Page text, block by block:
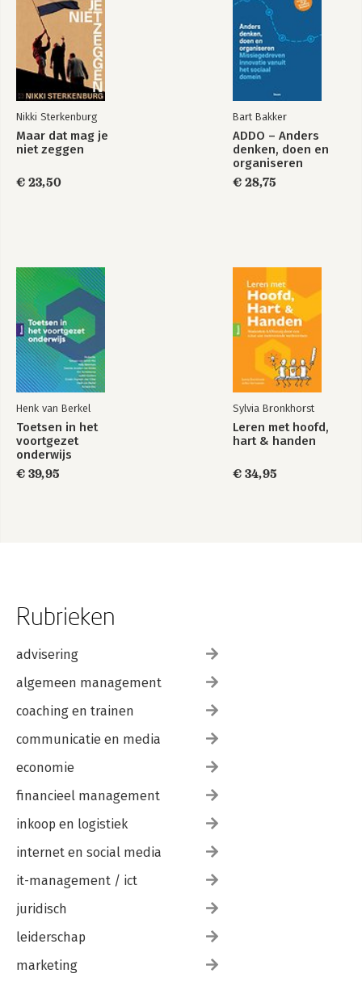
Nikki Sterkenburg
Maar dat mag je
niet zeggen
€ 23,50
Bart Bakker
ADDO – Anders
denken, doen en
organiseren
€ 28,75
Henk van Berkel
Toetsen in het
voortgezet
onderwijs
€ 39,95
Sylvia Bronkhorst
Leren met hoofd,
hart & handen
€ 34,95
Rubrieken
advisering
algemeen management
coaching en trainen
communicatie en media
economie
financieel management
inkoop en logistiek
internet en social media
it-management / ict
juridisch
leiderschap
marketing